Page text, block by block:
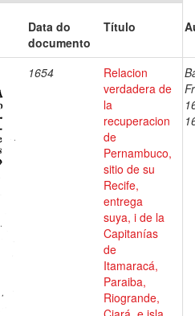
Data do
documento
Título
1654
Relacion
verdadera de
la
recuperacion
de
Pernambuco,
sitio de su
Recife,
entrega
suya, i de la
Capitanías
de
Itamaracá,
Paraiba,
Riogrande,